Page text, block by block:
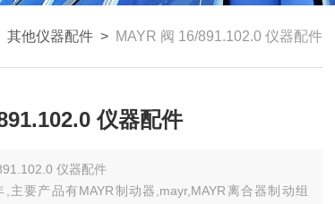
其他仪器配件 > MAYR 阀 16/891.102.0 仪器配件
MAYR 阀 16/891.102.0 仪器配件
MAYR 阀 16/891.102.0 仪器配件
,主要产品有MAYR制动器,mayr,MAYR离合器制动组